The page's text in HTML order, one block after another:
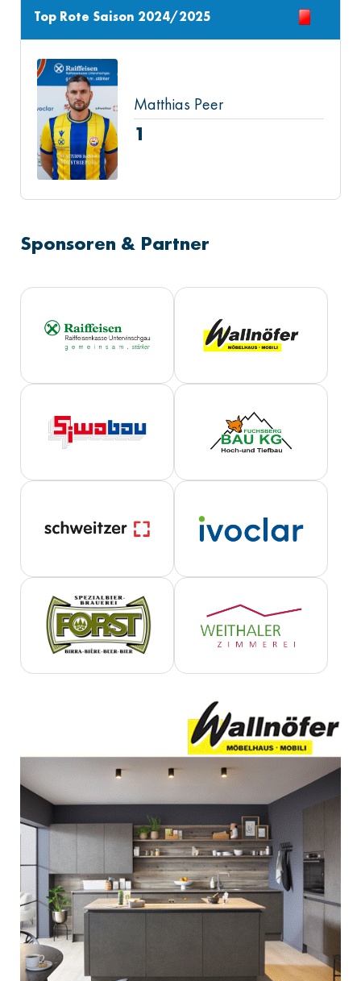
Top Rote Saison 2024/2025
Matthias Peer
1
Sponsoren & Partner